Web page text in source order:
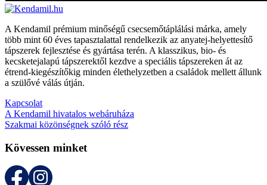
A Kendamil prémium minőségű csecsemőtáplálási márka, amely
több mint 60 éves tapasztalattal rendelkezik az anyatej-helyettesítő
tápszerek fejlesztése és gyártása terén. A klasszikus, bio- és
kecsketejalapú tápszerektől kezdve a speciális tápszereken át az
étrend-kiegészítőkig minden élethelyzetben a családok mellett állunk
a szülővé válás útján.
Kapcsolat
A Kendamil hivatalos webáruháza
Szakmai közönségnek szóló rész
Kövessen minket